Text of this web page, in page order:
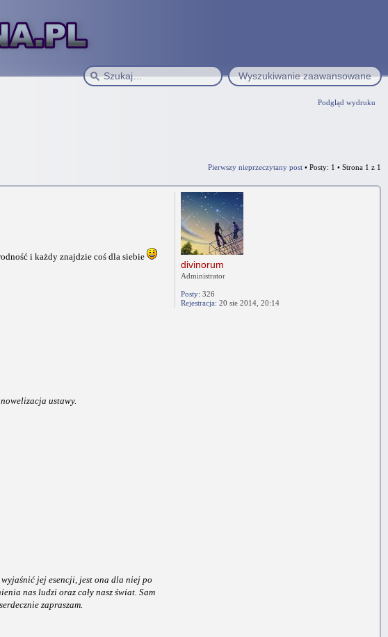
Wyszukiwanie zaawansowane
Podgląd wydruku
Pierwszy nieprzeczytany post • Posty: 1 • Strona 1 z 1
i każdy znajdzie coś dla siebie
ustawy.
jej esencji, jest ona dla niej po
nas ludzi oraz cały nasz świat. Sam
zapraszam.
divinorum
Administrator
Posty: 326
Rejestracja: 20 sie 2014, 20:14